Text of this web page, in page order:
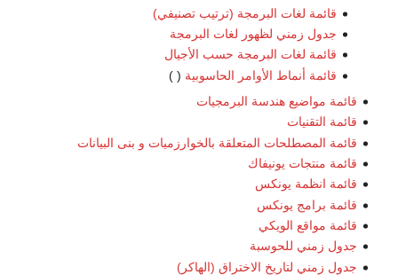
قائمة لغات البرمجة (ترتيب تصنيفي)
جدول زمني لظهور لغات البرمجة
قائمة لغات البرمجة حسب الأجيال
قائمة أنماط الأوامر الحاسوبية ( )
قائمة مواضيع هندسة البرمجيات
قائمة التقنيات
قائمة المصطلحات المتعلقة بالخوارزميات و بنى البيانات
قائمة منتجات يونيفاك
قائمة انظمة يونكس
قائمة برامج يونكس
قائمة مواقع الويكي
جدول زمني للحوسبة
جدول زمني لتاريخ الاختراق (الهاكر)